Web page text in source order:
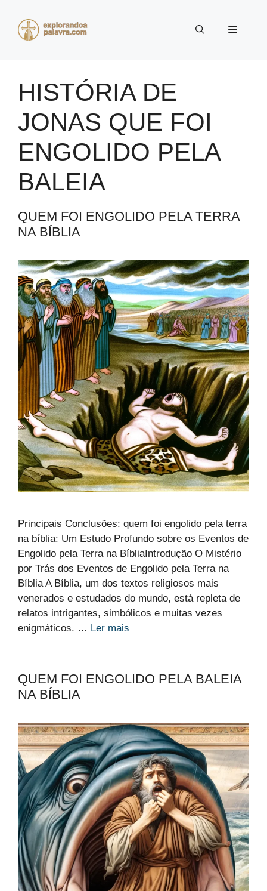
Menu
HISTÓRIA DE
JONAS QUE FOI
ENGOLIDO PELA
BALEIA
QUEM FOI ENGOLIDO PELA TERRA
NA BÍBLIA
Principais Conclusões: quem foi engolido pela terra
na bíblia: Um Estudo Profundo sobre os Eventos de
Engolido pela Terra na BíbliaIntrodução O Mistério
por Trás dos Eventos de Engolido pela Terra na
Bíblia A Bíblia, um dos textos religiosos mais
venerados e estudados do mundo, está repleta de
relatos intrigantes, simbólicos e muitas vezes
enigmáticos. … Ler mais
QUEM FOI ENGOLIDO PELA BALEIA
NA BÍBLIA